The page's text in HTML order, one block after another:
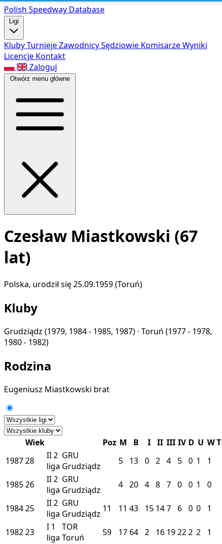
Polish Speedway Database
Ligi
KlubyTurniejeZawodnicySędziowie KomisarzeWyniki
Licencje Kontakt
Zaloguj
Otwórz menu główne
Czesław Miastkowski (67
lat)
Polska, urodził się 25.09.1959 (Toruń)
Kluby
Grudziądz (1979, 1984 - 1985, 1987) · Toruń (1977 - 1978,
1980 - 1982)
Rodzina
Eugeniusz Miastkowski brat
Wiek Poz M B I II III IV D U WT
198728 II2
liga
GRU
Grudziądz
5 13 0 2 4 5 0 1 1
198526 II2
liga
GRU
Grudziądz
4 20 4 8 7 0 0 1 0
198425 II2
liga
GRU
Grudziądz 11 11 43 15 147 6 0 0 1
198223 I 1
liga
TOR
Toruń
59 17 64 2 16 19222 2 1